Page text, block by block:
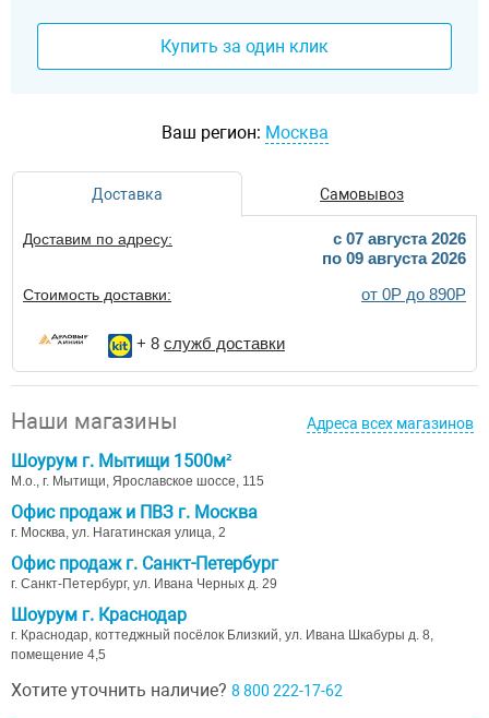
Купить за один клик
Ваш регион: Москва
Доставка Самовывоз
Доставим по адресу:
c 07 августа 2026
по 09 августа 2026
Стоимость доставки: от 0Р до 890Р
+ 8 служб доставки
Наши магазины Адреса всех магазинов
Шоурум г. Мытищи 1500м²
М.о., г. Мытищи, Ярославское шоссе, 115
Офис продаж и ПВЗ г. Москва
г. Москва, ул. Нагатинская улица, 2
Офис продаж г. Санкт-Петербург
г. Санкт-Петербург, ул. Ивана Черных д. 29
Шоурум г. Краснодар
г. Краснодар, коттеджный посёлок Близкий, ул. Ивана Шкабуры д. 8,
помещение 4,5
Хотите уточнить наличие? 8 800 222-17-62